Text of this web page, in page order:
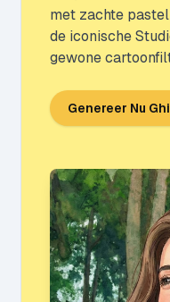
met zachte
de iconische
gewone
Genereer Nu